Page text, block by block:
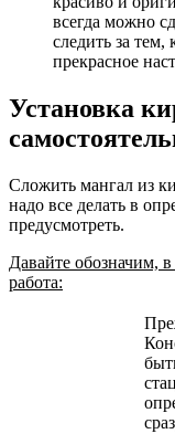
всегда можно
следить за тем,
прекрасное
Установка
Сложить мангал из
надо все делать в
предусмотреть.
Давайте обозначим,
работа: